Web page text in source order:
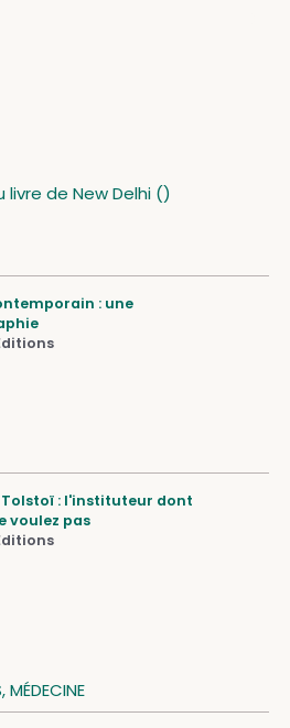
de New Delhi ()
: une
: l'instituteur dont
voulez pas
MÉDECINE